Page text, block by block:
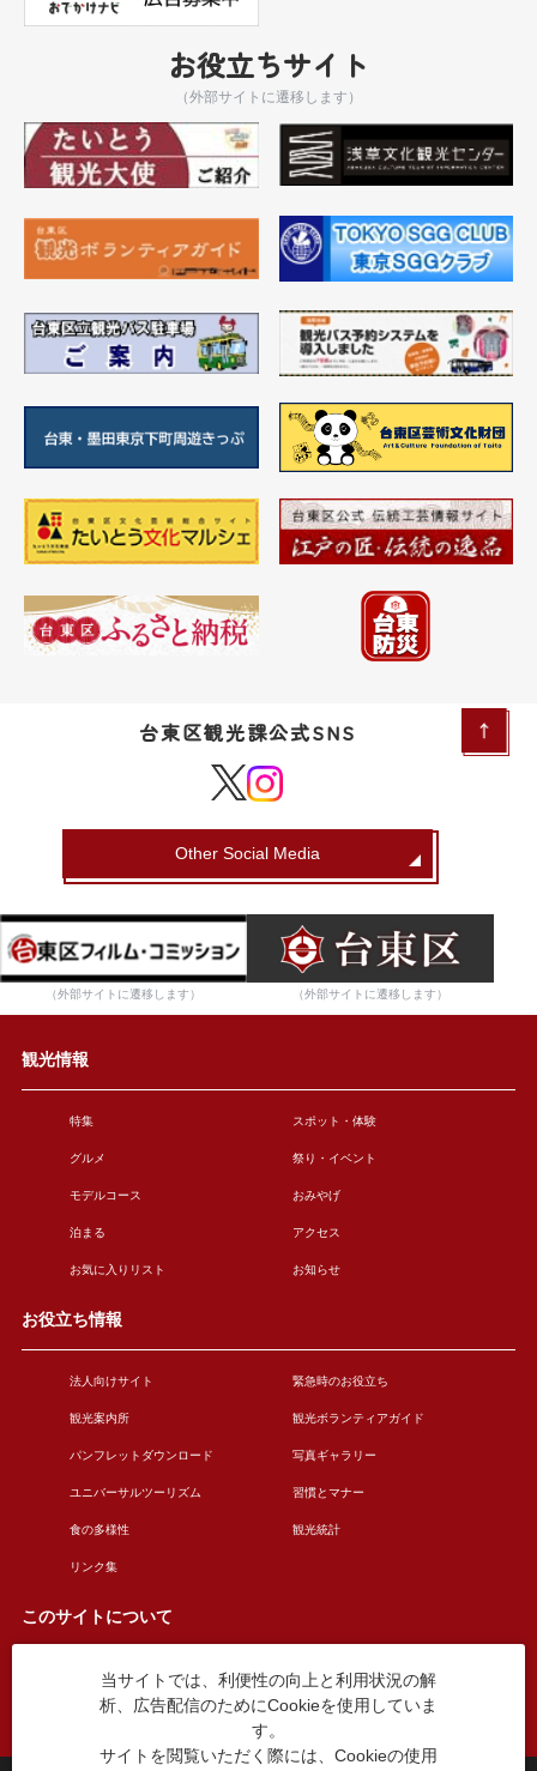
お役立ちサイト
（外部サイトに遷移します）
台東区観光課公式SNS
Other Social Media
（外部サイトに遷移します） （外部サイトに遷移します）
観光情報
特集 スポット・体験
グルメ 祭り・イベント
モデルコース おみやげ
泊まる アクセス
お気に入りリスト お知らせ
お役立ち情報
法人向けサイト 緊急時のお役立ち
観光案内所 観光ボランティアガイド
パンフレットダウンロード 写真ギャラリー
ユニバーサルツーリズム 習慣とマナー
食の多様性 観光統計
リンク集
このサイトについて
このサイトについて 広告掲載について
お問い合わせ
当サイトでは、利便性の向上と利用状況の解
析、広告配信のためにCookieを使用していま
す。
サイトを閲覧いただく際には、Cookieの使用